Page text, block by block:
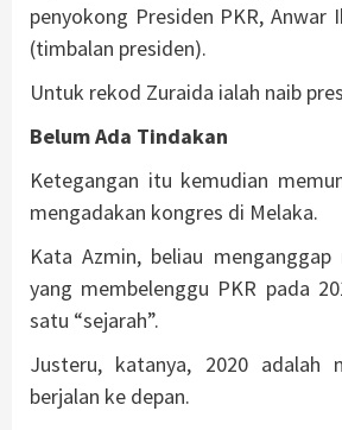
penyokong Presiden PKR, Anwar
(timbalan presiden).
Untuk rekod Zuraida ialah naib
Belum Ada Tindakan
Ketegangan itu kemudian
mengadakan kongres di Melaka.
Kata Azmin, beliau menganggap
yang membelenggu PKR pada
satu “sejarah”.
Justeru, katanya, 2020 adalah
berjalan ke depan.